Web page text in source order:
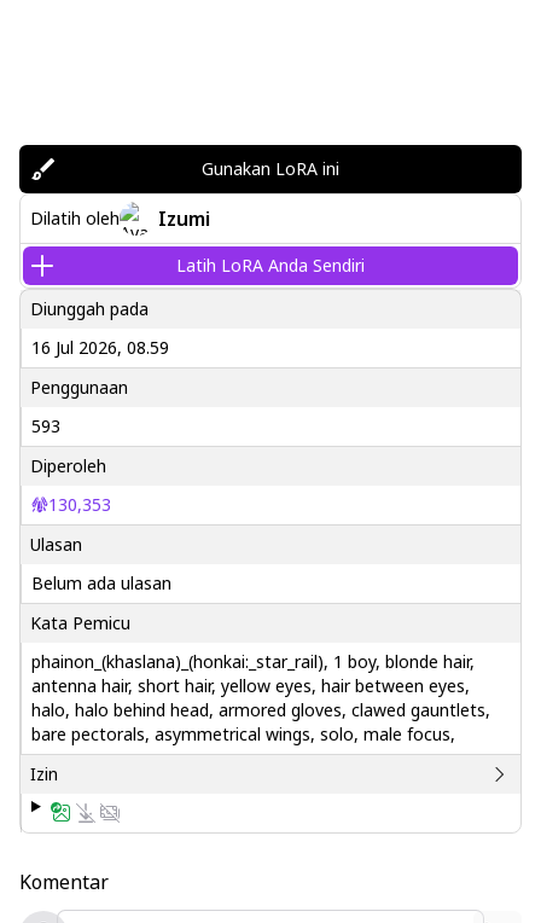
Gunakan LoRA ini
Dilatih oleh Izumi
Latih LoRA Anda Sendiri
Diunggah pada
16 Jul 2026, 08.59
Penggunaan
593
Diperoleh
130,353
Ulasan
Belum ada ulasan
Kata Pemicu
phainon_(khaslana)_(honkai:_star_rail), 1 boy, blonde hair,
antenna hair, short hair, yellow eyes, hair between eyes,
halo, halo behind head, armored gloves, clawed gauntlets,
bare pectorals, asymmetrical wings, solo, male focus,
Izin
Komentar